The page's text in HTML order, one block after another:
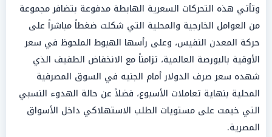
وتأتي هذه التحركات السعرية الهابطة مدفوعة بتضافر مجموعة
من العوامل الخارجية والمحلية التي شكلت ضغطاً مباشراً على
حركة المعدن النفيس، وعلى رأسها الهبوط الملحوظ في سعر
الأوقية بالبورصة العالمية، تزامناً مع الانخفاض الطفيف الذي
شهده سعر صرف الدولار أمام الجنيه في السوق المصرفية
المحلية بنهاية تعاملات الأسبوع، فضلاً عن حالة الهدوء النسبي
التي خيمت على مستويات الطلب الاستهلاكي داخل الأسواق
المصرية.